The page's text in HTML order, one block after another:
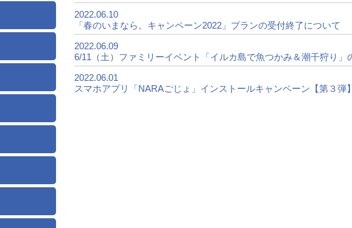
2022.06.10
「春のいまなら。キャンペーン2022」プランの受付終了について
2022.06.09
6/11（土）ファミリーイベント「イルカ島で魚つかみ＆潮干狩り」
2022.06.01
スマホアプリ「NARAごじょ」インストールキャンペーン【第３弾